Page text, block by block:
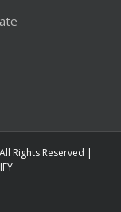
Rights Reserved |